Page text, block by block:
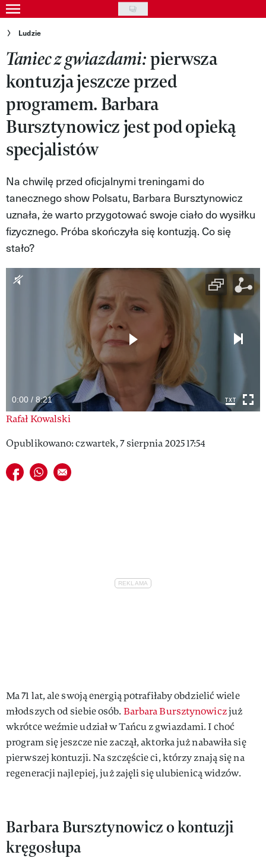
Skip
to
content
Gwiazdy
Ludzie
Moda
Uroda
Styl życia
Kultura
Wideo
Nasze akcje
VIVA!ART
VIVA!LIFESTYLE
Ludzie
Taniec z gwiazdami:pierwsza
kontuzja jeszcze przed
programem. Barbara
Bursztynowicz jest pod opieką
specjalistów
Na chwilę przed oficjalnymi treningami do
tanecznego show Polsatu, Barbara Bursztynowicz
uznała, że warto przygotować swoje ciało do wysiłku
fizycznego. Próba skończyła się kontuzją. Co się
stało?
0:00 / 8:21
Rafał Kowalski
Opublikowano: czwartek, 7 sierpnia 2025 17:54
Udostępnij na facebook
Udostępnij na whatsapp
E-mail do przyjaciela
Ma 71 lat, ale swoją energią potrafiłaby obdzielić wiele
młodszych od siebie osób. Barbara Bursztynowiczjuż
wkrótce weźmie udział w Tańcu z gwiazdami. I choć
program się jeszcze nie zaczął, aktorka już nabawiła się
pierwszej kontuzji. Na szczęście ci, którzy znają się na
regeneracji najlepiej, już zajęli się ulubienicą widzów.
Barbara Bursztynowicz o kontuzji
kręgosłupa